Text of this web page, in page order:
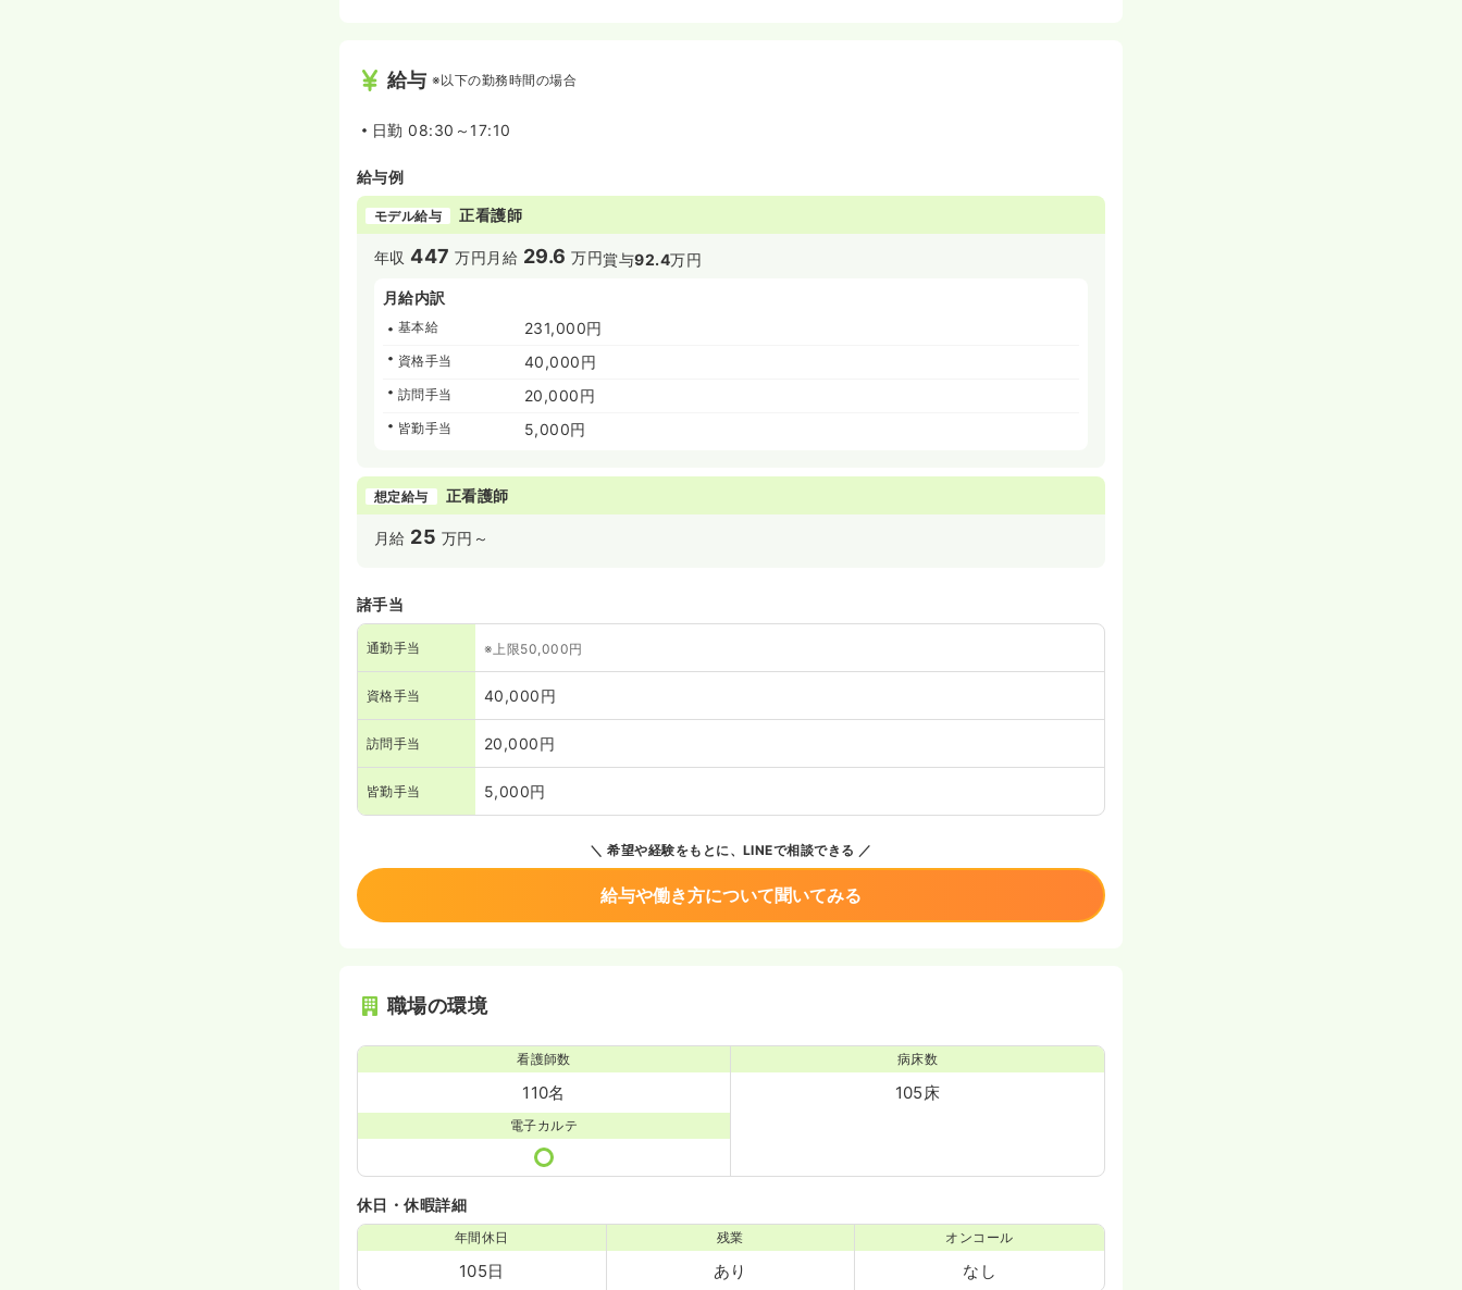
給与 ※以下の勤務時間の場合
日勤 08:30～17:10
給与例
モデル給与 正看護師
年収447 万円 月給 29.6 万円賞与92.4万円
月給内訳
基本給 231,000円
資格手当 40,000円
訪問手当 20,000円
皆勤手当 5,000円
想定給与 正看護師
月給 25 万円～
諸手当
通勤手当 ※上限50,000円
資格手当 40,000円
訪問手当 20,000円
皆勤手当 5,000円
希望や経験をもとに、LINEで相談できる
給与や働き方について聞いてみる
職場の環境
看護師数
110名
病床数
105床
電子カルテ
休日・休暇詳細
年間休日
105日
残業
あり
オンコール
なし